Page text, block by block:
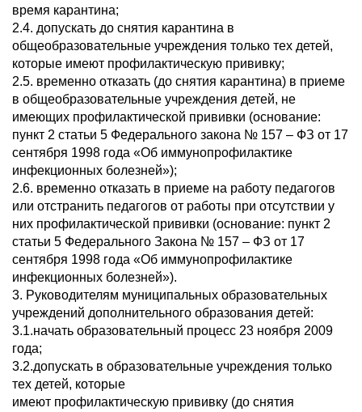
время карантина;
2.4. допускать до снятия карантина в
общеобразовательные учреждения только тех детей,
которые имеют профилактическую прививку;
2.5. временно отказать (до снятия карантина) в приеме
в общеобразовательные учреждения детей, не
имеющих профилактической прививки (основание:
пункт 2 статьи 5 Федерального закона № 157 – ФЗ от 17
сентября 1998 года «Об иммунопрофилактике
инфекционных болезней»);
2.6. временно отказать в приеме на работу педагогов
или отстранить педагогов от работы при отсутствии у
них профилактической прививки (основание: пункт 2
статьи 5 Федерального Закона № 157 – ФЗ от 17
сентября 1998 года «Об иммунопрофилактике
инфекционных болезней»).
3. Руководителям муниципальных образовательных
учреждений дополнительного образования детей:
3.1.начать образовательный процесс 23 ноября 2009
года;
3.2.допускать в образовательные учреждения только
тех детей, которые
имеют профилактическую прививку (до снятия